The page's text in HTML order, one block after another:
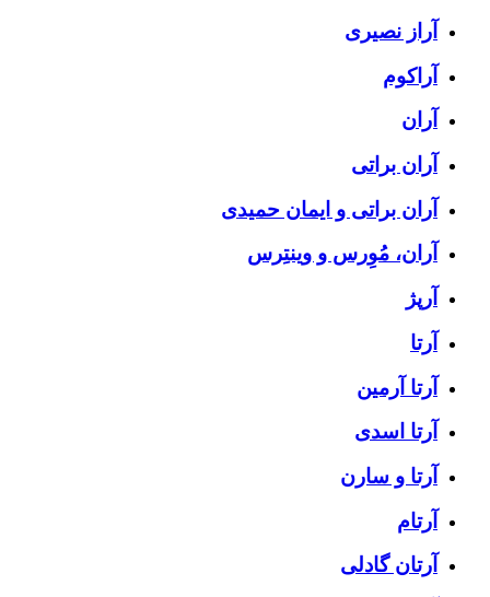
آراز نصیری
آراکوم
آران
آران براتی
آران براتی و ایمان حمیدی
آران، مُوِرس و وینتِرس
آرپژ
آرتا
آرتا آرمین
آرتا اسدی
آرتا و سارن
آرتام
آرتان گادلی